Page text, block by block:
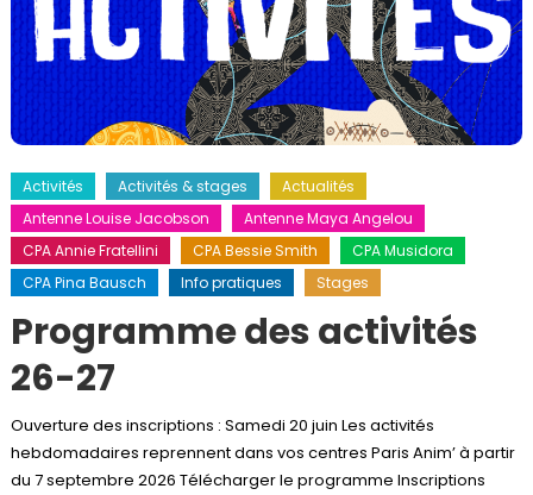
Activités Activités & stages
Actualités
Antenne Louise Jacobson
Antenne Maya Angelou
CPA Annie Fratellini
CPA Bessie Smith
CPA Musidora
CPA Pina Bausch
Info pratiques Stages
Programme des activités
26-27
Ouverture des inscriptions : Samedi 20 juin Les activités
hebdomadaires reprennent dans vos centres Paris Anim’ à partir
du 7 septembre 2026 Télécharger le programme Inscriptions